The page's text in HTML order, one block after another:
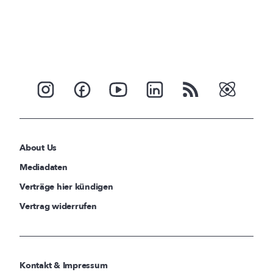
About Us
Mediadaten
Verträge hier kündigen
Vertrag widerrufen
Kontakt & Impressum